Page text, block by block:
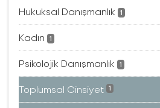
Hukuksal Danışmanlık 1
Kadın 1
Psikolojik Danışmanlık 1
Toplumsal Cinsiyet 1